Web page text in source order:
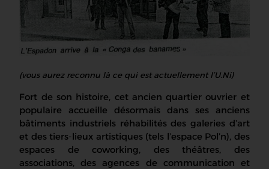
(vous aurez reconnu là ce qui est actuellement l’U.Ni)
Fort de son histoire, cet ancien quartier ouvrier et
populaire accueille désormais dans ses anciens
bâtiments industriels réhabilités des galeries d’art
et des tiers-lieux artistiques (tels l’espace Pol’n), des
espaces de coworking, des théâtres, des
associations, des agences de communication et